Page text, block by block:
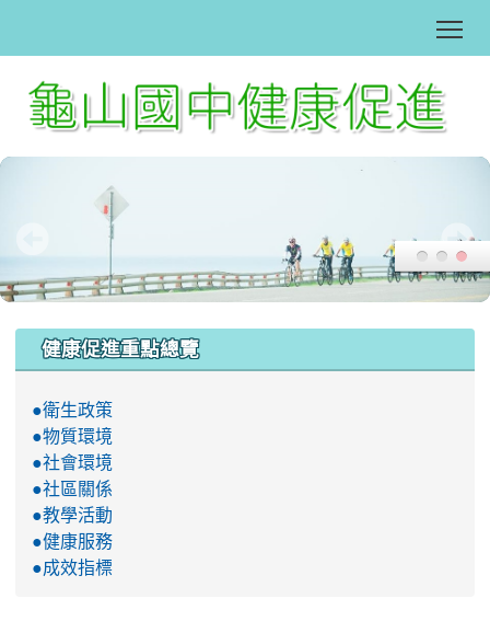
健康促進重點總覽
●衛生政策
●物質環境
●社會環境
●社區關係
●教學活動
●健康服務
●成效指標